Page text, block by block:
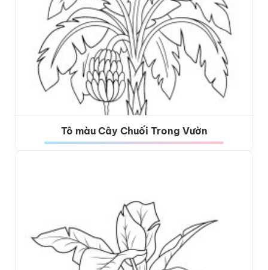
Tô màu Cây Chuối Trong Vườn